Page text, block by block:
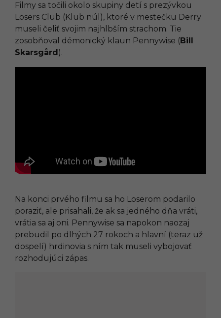
Filmy sa točili okolo skupiny detí s prezývkou
Losers Club (Klub núl), ktoré v mestečku Derry
museli čeliť svojim najhlbším strachom. Tie
zosobňoval démonický klaun Pennywise ( Bill
Skarsgård ).
Na konci prvého filmu sa ho Loserom podarilo
poraziť, ale prisahali, že ak sa jedného dňa vráti,
vrátia sa aj oni. Pennywise sa napokon naozaj
prebudil po dlhých 27 rokoch a hlavní (teraz už
dospelí) hrdinovia s ním tak museli vybojovať
rozhodujúci zápas.